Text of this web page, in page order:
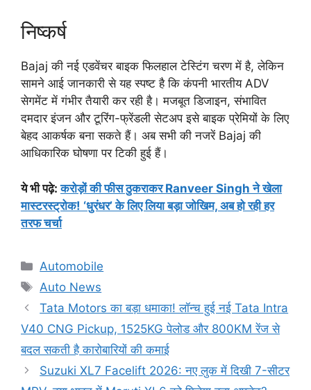
निष्कर्ष
Bajaj की नई एडवेंचर बाइक फिलहाल टेस्टिंग चरण में है, लेकिन
सामने आई जानकारी से यह स्पष्ट है कि कंपनी भारतीय ADV
सेगमेंट में गंभीर तैयारी कर रही है। मजबूत डिजाइन, संभावित
दमदार इंजन और टूरिंग-फ्रेंडली सेटअप इसे बाइक प्रेमियों के लिए
बेहद आकर्षक बना सकते हैं। अब सभी की नजरें Bajaj की
आधिकारिक घोषणा पर टिकी हुई हैं।
ये भी पढ़े:करोड़ों की फीस ठुकराकर Ranveer Singh ने खेला
मास्टरस्ट्रोक! ‘धुरंधर’ के लिए लिया बड़ा जोखिम, अब हो रही हर
तरफ चर्चा
Categories
Automobile
Tags
Auto News
Tata Motors का बड़ा धमाका! लॉन्च हुई नई Tata Intra
V40 CNG Pickup, 1525KG पेलोड और 800KM रेंज से
बदल सकती है कारोबारियों की कमाई
Suzuki XL7 Facelift 2026: नए लुक में दिखी 7-सीटर